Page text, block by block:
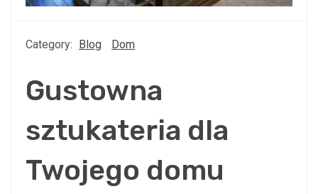
Category: Blog Dom
Gustowna
sztukateria dla
Twojego domu